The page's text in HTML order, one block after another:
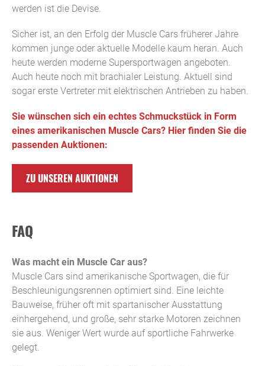
werden ist die Devise.
Sicher ist, an den Erfolg der Muscle Cars früherer Jahre
kommen junge oder aktuelle Modelle kaum heran. Auch
heute werden moderne Supersportwagen angeboten.
Auch heute noch mit brachialer Leistung. Aktuell sind
sogar erste Vertreter mit elektrischen Antrieben zu haben.
Sie wünschen sich ein echtes Schmuckstück in Form
eines amerikanischen Muscle Cars? Hier finden Sie die
passenden Auktionen:
ZU UNSEREN AUKTIONEN
FAQ
Was macht ein Muscle Car aus?
Muscle Cars sind amerikanische Sportwagen, die für
Beschleunigungsrennen optimiert sind. Eine leichte
Bauweise, früher oft mit spartanischer Ausstattung
einhergehend, und große, sehr starke Motoren zeichnen
sie aus. Weniger Wert wurde auf sportliche Fahrwerke
gelegt.